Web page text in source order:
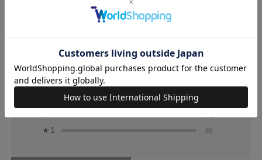
0.0
★ 5 (0)
★ 4
★ 1 (0)